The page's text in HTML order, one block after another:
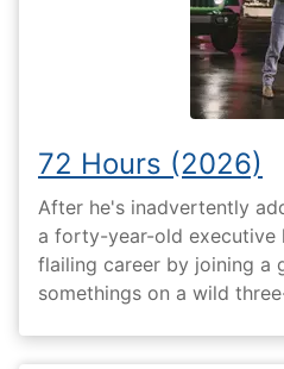
72 Hours (2026)
After he's inadvertently
a forty-year-old executive
flailing career by joining a
somethings on a wild